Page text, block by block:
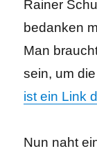
Rainer
bedanken
Man
sein, um
ist ein Link
Nun naht